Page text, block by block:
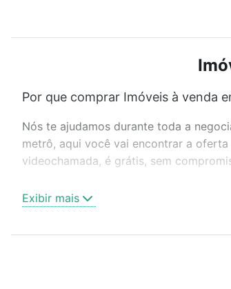
Por que comprar Imóveis à venda
Nós te ajudamos durante toda a
metrô, aqui você vai encontrar a
videochamada, é grátis, sem
ou sem vaga de garagem para
Imóveis à venda em Santo Amaro, São
Qual o preço de Imóveis à venda
Exibir mais